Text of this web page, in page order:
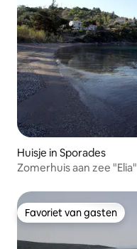
Huisje in Sporades
Zomerhuis aan zee "Elia"
Favoriet van gasten
Favoriet van gasten